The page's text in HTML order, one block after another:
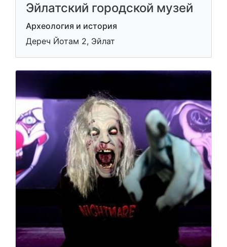
Эйлатский городской музей
Археология и история
Дереч Йотам 2, Эйлат